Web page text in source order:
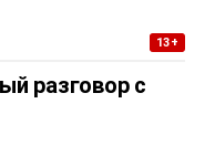
13+
разговор с